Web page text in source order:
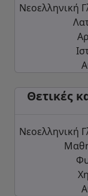
Νεοελληνική
Θετικές
Νεοελληνική